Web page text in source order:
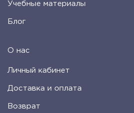
Учебные материалы
Блог
О нас
Личный кабинет
Доставка и оплата
Возврат